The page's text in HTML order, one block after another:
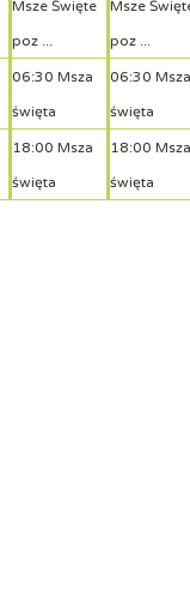
Msze Święte
poz ...
06:30 Msza
święta
18:00 Msza
święta
Msze
poz ...
06:30 Msza
święta
18:00 Msza
święta